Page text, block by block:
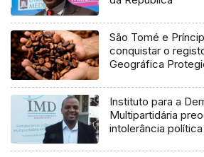
São Tomé e
conquistar o
Geográfica
Instituto para a
Multipartidária
intolerância política